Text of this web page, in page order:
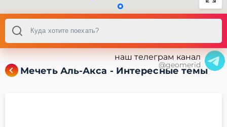
Мечеть Аль-Акса - Интересные темы
наш телеграм канал
@geomerid